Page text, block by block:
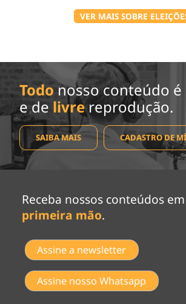
VER MAIS SOBRE
Todo nosso conteúdo
e de livrereprodução.
SAIBA MAIS CADASTRO DE
Receba nossos conteúdos em
primeira mão.
Assine a newsletter
Assine nosso Whatsapp